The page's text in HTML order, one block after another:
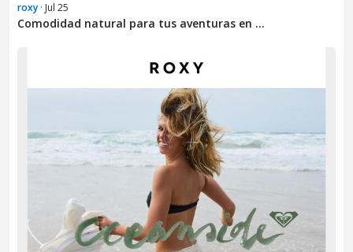
roxy · Jul 25
Comodidad natural para tus aventuras en ...